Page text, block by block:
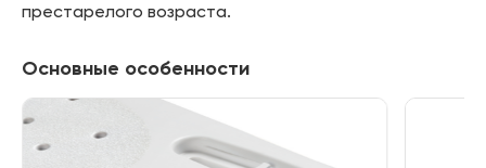
престарелого возраста.
Основные особенности